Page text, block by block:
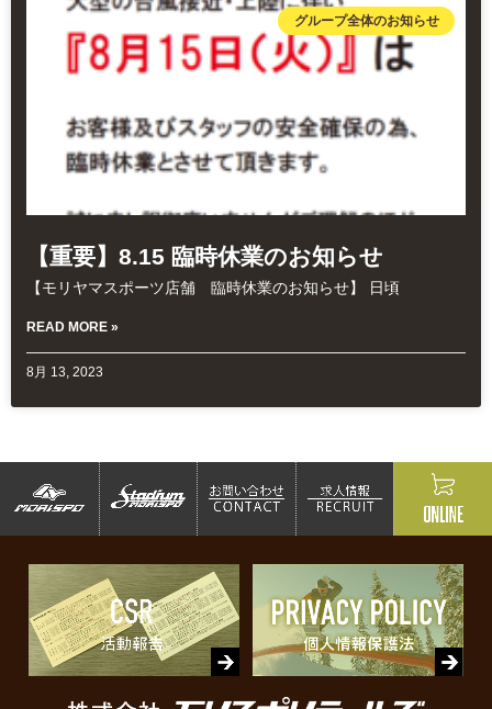
グループ全体のお知らせ
【重要】8.15 臨時休業のお知らせ
【モリヤマスポーツ店舗 臨時休業のお知らせ】 日頃
READ MORE »
8月 13, 2023